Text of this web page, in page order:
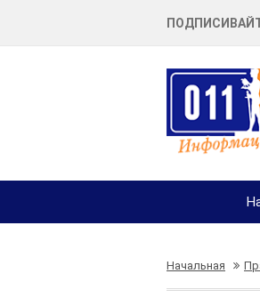
Начальная